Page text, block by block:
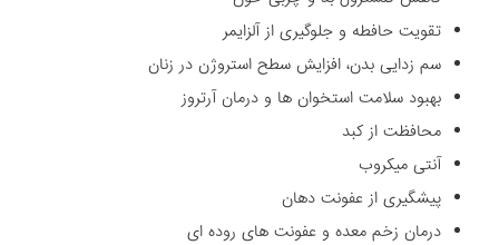
تقویت حافطه و جلوگیری از آلزایمر
سم زدایی بدن، افزایش سطح استروژن در زنان
بهبود سلامت استخوان ها و درمان آرتروز
محافظت از کبد
آنتی میکروب
پیشگیری از عفونت دهان
درمان زخم معده و عفونت های روده ای